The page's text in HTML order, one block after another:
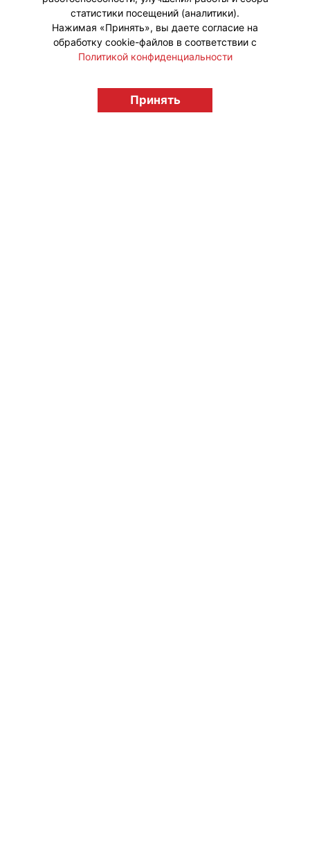
licensingrussia.ru, 2009-2026 12+
статистики посещений (аналитики).
Нажимая «Принять», вы даете согласие на
обработку cookie-файлов в соответствии с
Политикой конфиденциальности
Принять